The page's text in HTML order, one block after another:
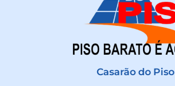
Casarão do Piso